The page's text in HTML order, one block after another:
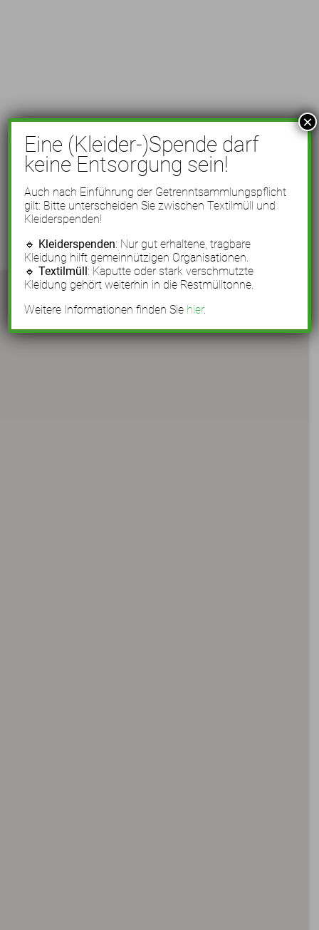
Eine (Kleider-)Spende darf
keine Entsorgung sein!
Auch nach Einführung der Getrenntsammlungspflicht
gilt: Bitte unterscheiden Sie zwischen Textilmüll und
Kleiderspenden!
🔹 Kleiderspenden: Nur gut erhaltene, tragbare
Kleidung hilft gemeinnützigen Organisationen.
🔹Textilmüll: Kaputte oder stark verschmutzte
Kleidung gehört weiterhin in die Restmülltonne.
Weitere Informationen finden Sie hier.
×